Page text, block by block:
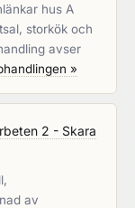
hus A
storkök och
avser
»
2 - Skara
av